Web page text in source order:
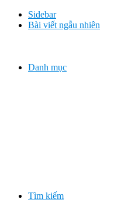
Sidebar
Bài viết ngẫu nhiên
Danh mục
Tìm kiếm